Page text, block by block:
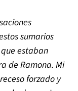
sumarios
estaban
de Ramona. Mi
forzado y